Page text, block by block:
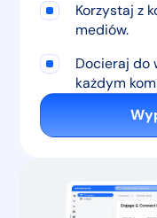
Korzystaj z
mediów.
Docieraj do
każdym